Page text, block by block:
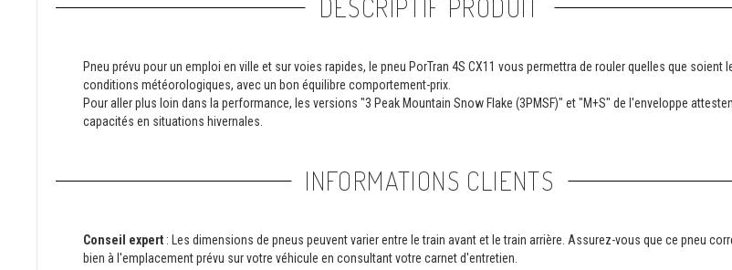
DESCRIPTIF PRODUIT
Pneu prévu pour un emploi en ville et sur voies rapides, le pneu PorTran 4S CX11 vous permettra de rouler quelles que soient
conditions météorologiques, avec un bon équilibre comportement-prix.
Pour aller plus loin dans la performance, les versions "3 Peak Mountain Snow Flake (3PMSF)" et "M+S" de l'enveloppe
capacités en situations hivernales.
INFORMATIONS CLIENTS
Conseil expert : Les dimensions de pneus peuvent varier entre le train avant et le train arrière. Assurez-vous que ce pneu
bien à l'emplacement prévu sur votre véhicule en consultant votre carnet d'entretien.